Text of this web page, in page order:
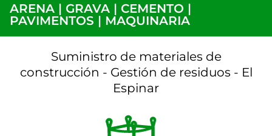
ARENA | GRAVA | CEMENTO |
PAVIMENTOS | MAQUINARIA
Suministro de materiales de
construcción - Gestión de residuos - El
Espinar